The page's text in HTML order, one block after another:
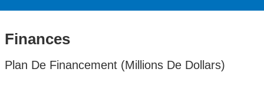
Finances
Plan De Financement (Millions De Dollars)